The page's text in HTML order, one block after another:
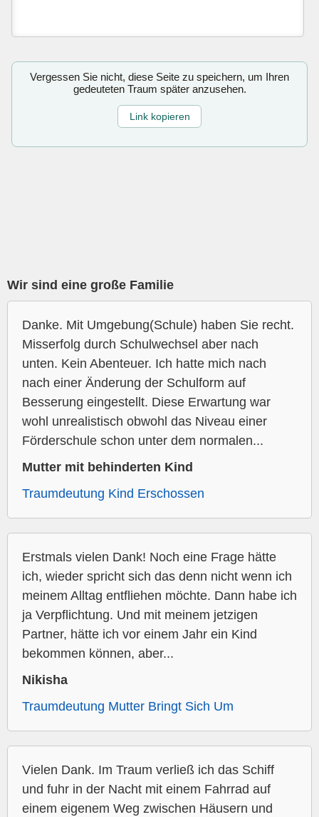
Vergessen Sie nicht, diese Seite zu speichern, um Ihren
gedeuteten Traum später anzusehen.
Link kopieren
Wir sind eine große Familie
Danke. Mit Umgebung(Schule) haben Sie recht.
Misserfolg durch Schulwechsel aber nach
unten. Kein Abenteuer. Ich hatte mich nach
nach einer Änderung der Schulform auf
Besserung eingestellt. Diese Erwartung war
wohl unrealistisch obwohl das Niveau einer
Förderschule schon unter dem normalen...
Mutter mit behinderten Kind
Traumdeutung Kind Erschossen
Erstmals vielen Dank! Noch eine Frage hätte
ich, wieder spricht sich das denn nicht wenn ich
meinem Alltag entfliehen möchte. Dann habe ich
ja Verpflichtung. Und mit meinem jetzigen
Partner, hätte ich vor einem Jahr ein Kind
bekommen können, aber...
Nikisha
Traumdeutung Mutter Bringt Sich Um
Vielen Dank. Im Traum verließ ich das Schiff
und fuhr in der Nacht mit einem Fahrrad auf
einem eigenem Weg zwischen Häusern und